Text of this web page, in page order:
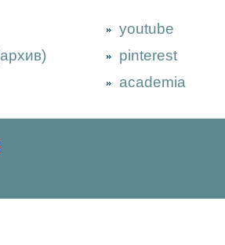
youtube
pinterest
academia